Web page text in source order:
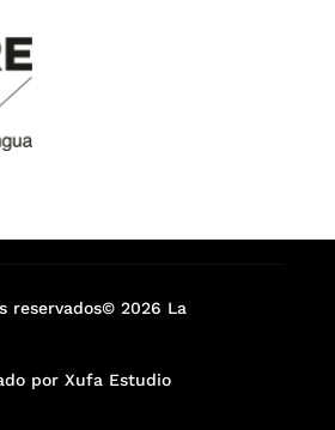
reservados© 2026 La
por Xufa Estudio